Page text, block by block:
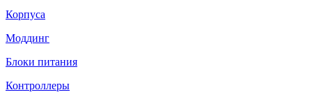
Корпуса
Моддинг
Блоки питания
Контроллеры